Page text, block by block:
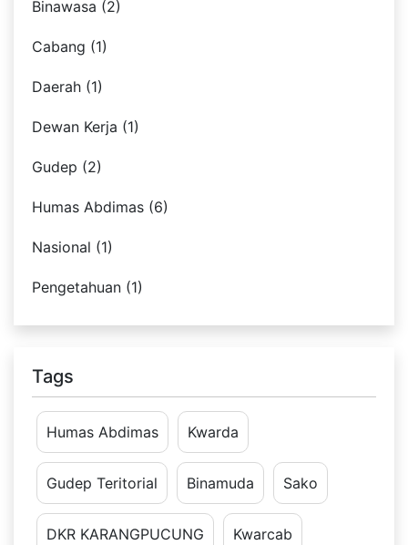
Binawasa (2)
Cabang (1)
Daerah (1)
Dewan Kerja (1)
Gudep (2)
Humas Abdimas (6)
Nasional (1)
Pengetahuan (1)
Tags
Humas Abdimas Kwarda
Gudep Teritorial Binamuda Sako
DKR KARANGPUCUNG Kwarcab